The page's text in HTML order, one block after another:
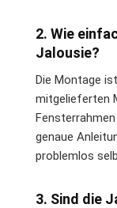
2. Wie
Jalousie?
Die Montage
mitgelieferten
genaue
problemlos
3. Sind die